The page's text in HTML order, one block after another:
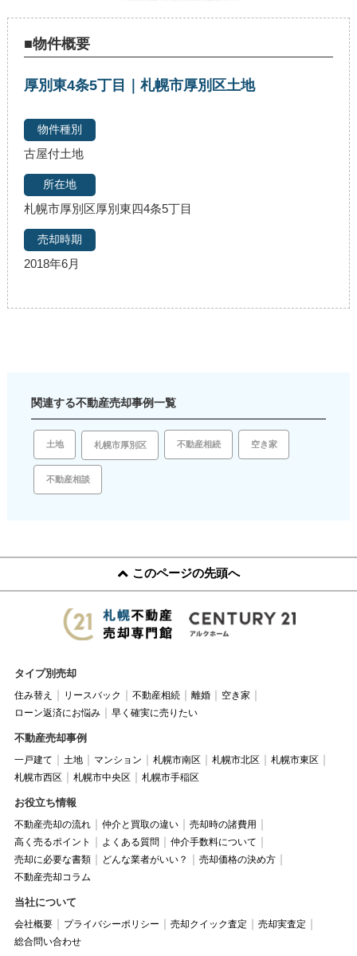
■物件概要
厚別東4条5丁目｜札幌市厚別区土地
古屋付土地
札幌市厚別区厚別東四4条5丁目
2018年6月
関連する不動産売却事例一覧
土地 札幌市厚別区 不動産相続 空き家
不動産相談
このページの先頭へ
タイプ別売却
住み替え リースバック 不動産相続 離婚
空き家
ローン返済にお悩み
早く確実に売りたい
不動産売却事例
一戸建て 土地 マンション 札幌市南区 札幌市北区
札幌市東区
札幌市西区
札幌市中央区 札幌市手稲区
お役立ち情報
不動産売却の流れ 仲介と買取の違い
売却時の諸費用
高く売るポイント
よくある質問
仲介手数料について
売却に必要な書類
どんな業者がいい？
売却価格の決め方
不動産売却コラム
当社について
会社概要 プライバシーポリシー 売却クイック査定
売却実査定
総合問い合わせ